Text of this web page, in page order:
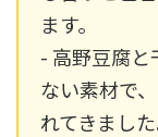
ます。
- 高野豆腐
ない素材で
れてきました